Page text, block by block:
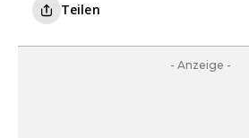
Teilen
- Anzeige -